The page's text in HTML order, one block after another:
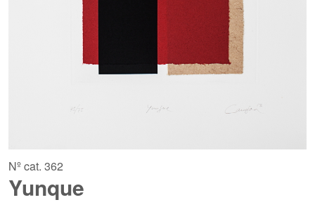
Nº cat. 362
Yunque